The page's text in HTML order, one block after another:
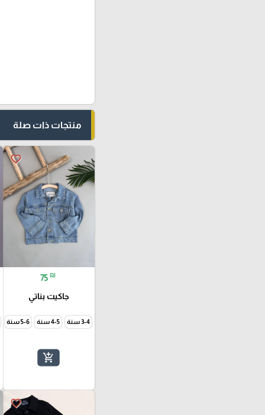
منتجات ذات صلة
favorite_border
75 ₪
جاكيت بناتي
3-4 سنة 4-5 سنة 5-6 سنة
add_shopping_cart
favorite_border